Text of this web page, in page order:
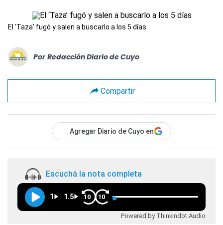
El ‘Taza’ fugó y salen a buscarlo a los 5 días
Por Redacción Diario de Cuyo
Compartir
Agregar Diario de Cuyo en
Escuchá la nota completa
1 1.5 10 10
Powered by Thinkindot Audio